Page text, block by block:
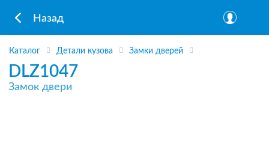
Назад
Каталог Детали кузова Замки дверей
DLZ1047
Замок двери